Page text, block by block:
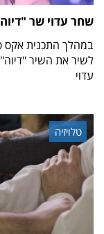
שחר עדוי שר
במהלך התכנית אקס
לשיר את השיר
עדוי
טלויזיה